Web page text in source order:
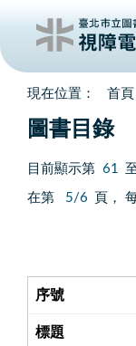
首頁
圖書目錄
目前顯示第 61
在第 5/6 頁，